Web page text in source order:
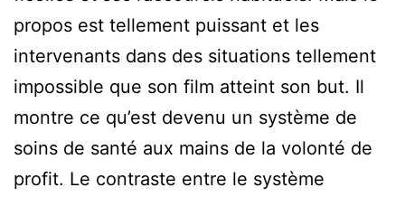
propos est tellement puissant et les
intervenants dans des situations tellement
impossible que son film atteint son but. Il
montre ce qu’est devenu un système de
soins de santé aux mains de la volonté de
profit. Le contraste entre le système